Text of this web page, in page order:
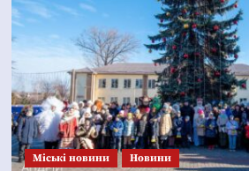
Mіські новини Новини